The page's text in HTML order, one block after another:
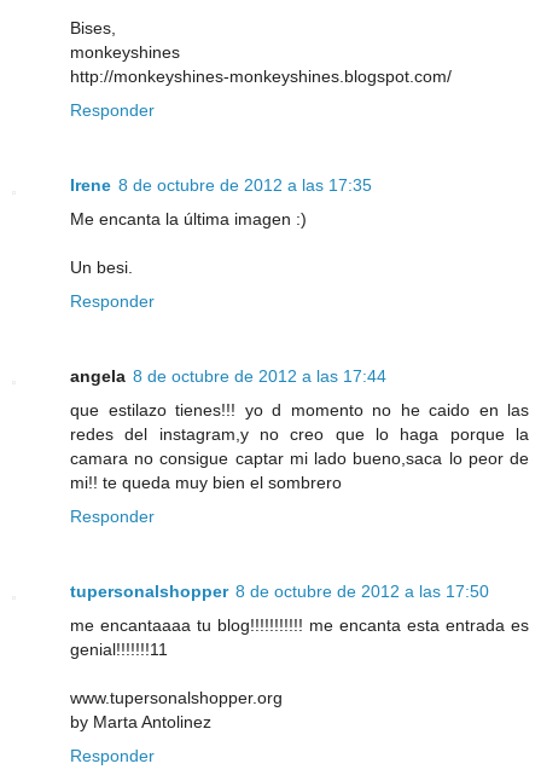
Bises,
monkeyshines
http://monkeyshines-monkeyshines.blogspot.com/
Responder
Irene 8 de octubre de 2012 a las 17:35
Me encanta la última imagen :)
Un besi.
Responder
angela 8 de octubre de 2012 a las 17:44
que estilazo tienes!!! yo d momento no he caido en las
redes del instagram,y no creo que lo haga porque la
camara no consigue captar mi lado bueno,saca lo peor de
mi!! te queda muy bien el sombrero
Responder
tupersonalshopper 8 de octubre de 2012 a las 17:50
me encantaaaa tu blog!!!!!!!!!!! me encanta esta entrada es
genial!!!!!!!11
www.tupersonalshopper.org
by Marta Antolinez
Responder